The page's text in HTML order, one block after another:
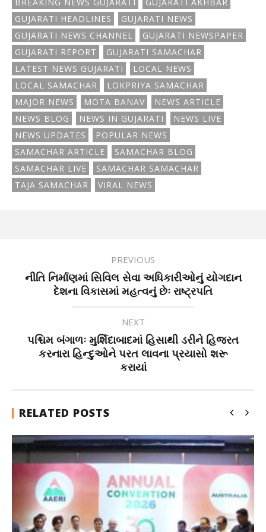
GUJARATI HEADLINES
GUJARATI NEWS
GUJARATI NEWS CHANNEL
GUJARATI NEWSPAPER
GUJARATI REPORT
GUJARATI SAMACHAR
LATEST NEWS GUJARATI
LOCAL NEWS
LOCAL SAMACHAR
LOKPRIYA SAMACHAR
MAJOR NEWS
MOTA BANAV
NEWS ARTICLE
NEWS BLOG
NEWS IN GUJARATI
NEWS LIVE
NEWS UPDATES
POPULAR NEWS
SAMACHAR ARTICLE
SAMACHAR BLOG
SAMACHAR LIVE
SAMACHAR SAMACHAR
TAJA SAMACHAR
VIRAL NEWS
PREVIOUS
નીતિ નિર્માણમાં સિવિલ સેવા અધિકારીઓનું યોગદાન
દેશના વિકાસમાં મહત્વનું છેઃ રાષ્ટ્રપતિ
NEXT
પશ્ચિમ બંગાળઃ મુર્શિદાબાદમાં હિસાથી ડરીને હિજરત
કરનારા હિન્દુઓને પરત લાવના પ્રયાસો શરૂ
કરાયાં
RELATED POSTS